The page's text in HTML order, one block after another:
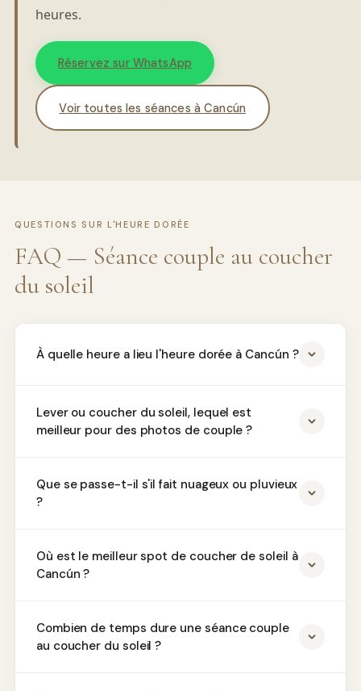
heures.
Réservez sur WhatsApp
Voir toutes les séances à Cancún
QUESTIONS SUR L'HEURE DORÉE
FAQ — Séance couple au coucher
du soleil
À quelle heure a lieu l'heure dorée à Cancún ?
Lever ou coucher du soleil, lequel est
meilleur pour des photos de couple ?
Que se passe-t-il s'il fait nuageux ou pluvieux
?
Où est le meilleur spot de coucher de soleil à
Cancún ?
Combien de temps dure une séance couple
au coucher du soleil ?